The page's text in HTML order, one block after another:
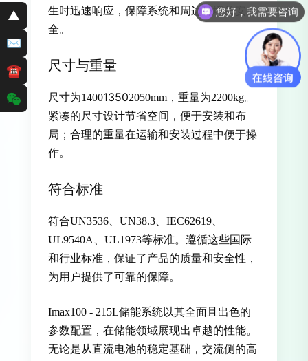
▲
✉
☎
生时迅速响应，保障系统和周边环境的安
全。
尺寸与重量
尺寸为140013502050mm，重量为2200kg。
紧凑的尺寸设计节省空间，便于安装和布
局；合理的重量在运输和安装过程中便于操
作。
符合标准
符合UN3536、UN38.3、IEC62619、
UL9540A、UL1973等标准。遵循这些国际
和行业标准，保证了产品的质量和安全性，
为用户提供了可靠的保障。
Imax100 - 215L储能系统以其全面且出色的
参数配置，在储能领域展现出卓越的性能。
无论是从直流电池的稳定基础，交流侧的高
您好，我需要咨询